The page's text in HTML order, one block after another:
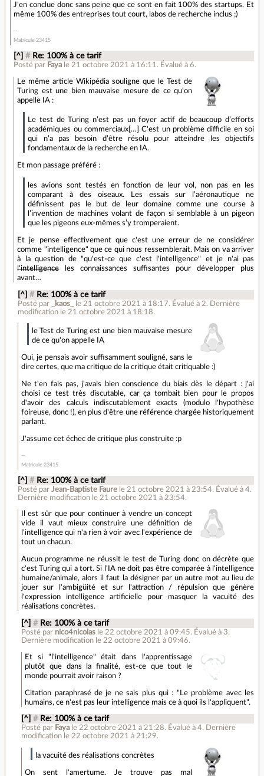
J'en conclue donc sans peine que ce sont en fait 100% des startups. Et
même 100% des entreprises tout court, labos de recherche inclus ;)
Matricule 23415
[^] # Re: 100% à ce tarif
Posté par Faya le 21 octobre 2021 à 16:11 . Évalué à6.
Le même article Wikipédia souligne que le Test de
Turing est une bien mauvaise mesure de ce qu'on
appelle IA :
Le test de Turing n’est pas un foyer actif de beaucoup d’efforts
académiques ou commerciaux[…] C'est un problème difficile en soi
qui n’a pas besoin d’être résolu pour atteindre les objectifs
fondamentaux de la recherche en IA.
Et mon passage préféré :
les avions sont testés en fonction de leur vol, non pas en les
comparant à des oiseaux. Les essais sur l’aéronautique ne
définissent pas le but de leur domaine comme une course à
l’invention de machines volant de façon si semblable à un pigeon
que les pigeons eux-mêmes s’y tromperaient.
Et je pense effectivement que c'est une erreur de ne considérer
comme "intelligence" que ce qui nous ressemblerait. Mais on va arriver
à la question de "qu'est-ce que c'est l'intelligence" et je n'ai pas
l'intelligenceles connaissances suffisantes pour développer plus
avant…
[^] # Re: 100% à ce tarif
Posté par _kaos_ le 21 octobre 2021 à 18:17. Évalué à 2. Dernière
modification le 21 octobre 2021 à 18:18.
le Test de Turing est une bien mauvaise mesure
de ce qu'on appelle IA
Oui, je pensais avoir suffisamment souligné, sans le
dire certes, que ma critique de la critique était critiquable :)
Ne t'en fais pas, j'avais bien conscience du biais dès le départ : j'ai
choisi ce test très discutable, car ça tombait bien pour le propos
d'avoir des calculs indiscutablement exacts (modulo l'hypothèse
foireuse, donc !), en plus d'être une référence chargée historiquement
parlant.
J'assume cet échec de critique plus construite :p
Matricule 23415
[^] # Re: 100% à ce tarif
Posté par Jean-Baptiste Faure le 21 octobre 2021 à 23:54. Évalué à 4.
Dernière modification le 21 octobre 2021 à 23:54.
Il est sûr que pour continuer à vendre un concept
vide il vaut mieux construire une définition de
l'intelligence qui n'a rien à voir avec l'expérience de
tout un chacun.
Aucun programme ne réussit le test de Turing donc on décrète que
c'est Turing qui a tort. Si l'IA ne doit pas être comparée à l'intelligence
humaine/animale, alors il faut la désigner par un autre mot au lieu de
jouer sur l'ambigüité et sur l'attraction / répulsion que génère
l'expression intelligence artificielle pour masquer la vacuité des
réalisations concrètes.
[^] # Re: 100% à ce tarif
Posté par nico4nicolas le 22 octobre 2021 à 09:45. Évalué à 3.
Dernière modification le 22 octobre 2021 à 09:46.
Et si "l'intelligence" était dans l'apprentissage
plutôt que dans la finalité, est-ce que tout le
monde pourrait avoir raison ?
Citation paraphrasé de je ne sais plus qui : "Le problème avec les
humains, ce n'est pas leur intelligence mais ce à quoi ils l'appliquent".
[^] # Re: 100% à ce tarif
Posté par Faya le 22 octobre 2021 à 21:28. Évalué à4. Dernière
modification le 22 octobre 2021 à 21:29.
la vacuité des réalisations concrètes
On sent l'amertume. Je trouve pas mal